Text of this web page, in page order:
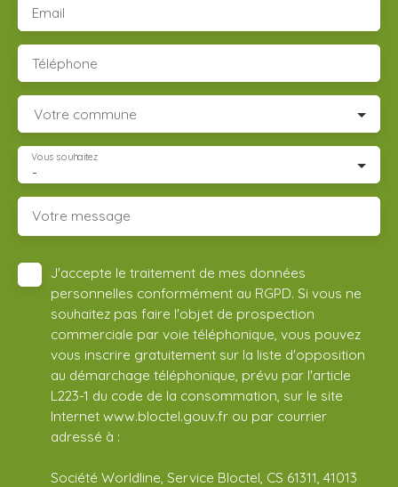
Email
Téléphone
Votre commune
-
Vous souhaitez
Votre message
J'accepte le traitement de mes données
personnelles conformément au RGPD. Si vous ne
souhaitez pas faire l'objet de prospection
commerciale par voie téléphonique, vous pouvez
vous inscrire gratuitement sur la liste d'opposition
au démarchage téléphonique, prévu par l'article
L223-1 du code de la consommation, sur le site
Internet www.bloctel.gouv.fr ou par courrier
adressé à :
Société Worldline, Service Bloctel, CS 61311, 41013